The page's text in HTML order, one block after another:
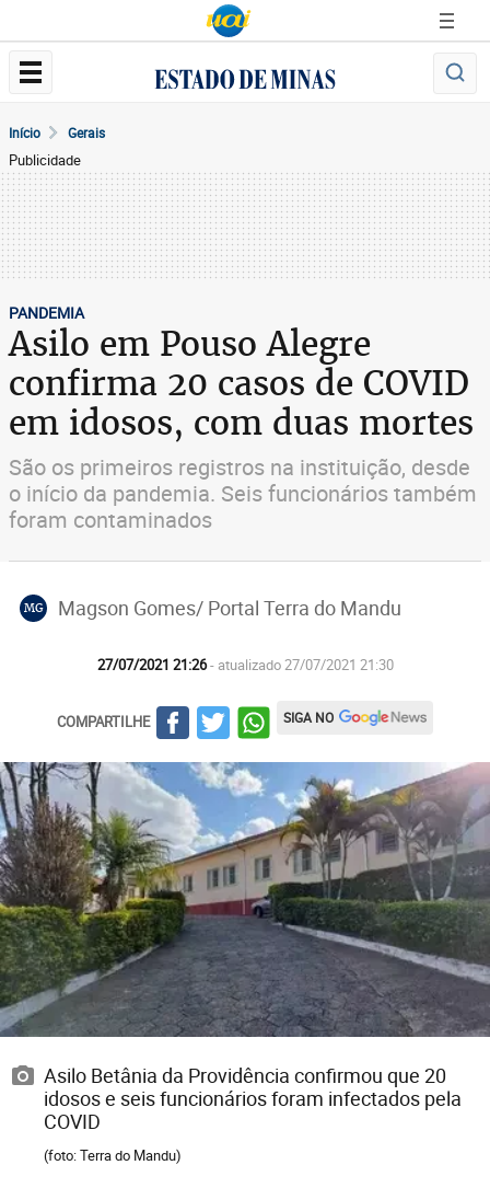
Início Gerais
Publicidade
PANDEMIA
Asilo em Pouso Alegre
confirma 20 casos de COVID
em idosos, com duas mortes
São os primeiros registros na instituição, desde
o início da pandemia. Seis funcionários também
foram contaminados
MG Magson Gomes/ Portal Terra do Mandu
27/07/2021 21:26- atualizado 27/07/2021 21:30
COMPARTILHE SIGA NO
Asilo Betânia da Providência confirmou que 20
idosos e seis funcionários foram infectados pela
COVID
(foto: Terra do Mandu)